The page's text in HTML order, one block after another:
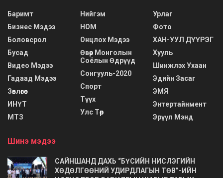
Баримт
Бизнес Мэдээ
Боловсрол
Бусад
Видео Мэдээ
Гадаад Мэдээ
Зөвлөгөө
ИНҮТ
МТЗ
Нийгэм
НОМ
Онцлох Мэдээ
Өвөр Монголын
Соёлын Өдрүүд
Сонгууль-2020
Спорт
Түүх
Улс Төр
Урлаг
Фото
ХАН-УУЛ ДҮҮРЭГ
Хууль
Шинжлэх Ухаан
Эдийн Засаг
ЭМЯ
Энтертайнмент
Эрүүл Мэнд
Шинэ мэдээ
САЙНШАНД ДАХЬ “БҮСИЙН НИСЛЭГИЙН
ХӨДӨЛГӨӨНИЙ УДИРДЛАГЫН ТӨВ”-ИЙН